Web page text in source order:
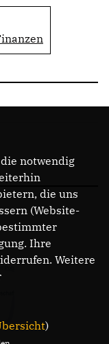
notwendig
die uns
(Website-
Ihre
Weitere
)